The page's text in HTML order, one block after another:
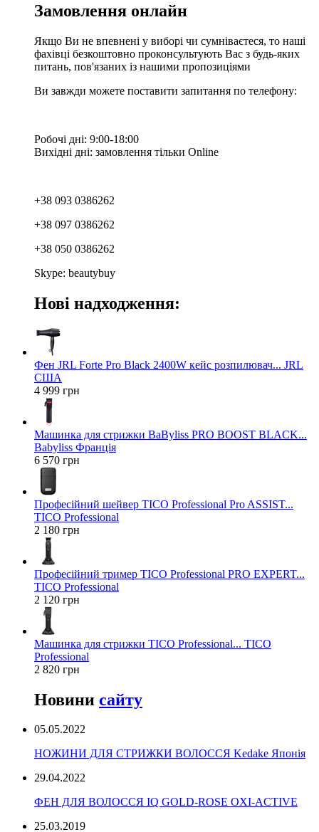
Замовлення онлайн
Якщо Ви не впевнені у виборі чи сумніваєтеся, то наші
фахівці безкоштовно проконсультують Вас з будь-яких
питань, пов'язаних із нашими пропозиціями
Ви завжди можете поставити запитання по телефону:
Робочі дні: 9:00-18:00
Вихідні дні: замовлення тільки Online
+38 093 0386262
+38 097 0386262
+38 050 0386262
Skype: beautybuy
Нові надходження:
Фен JRL Forte Pro Black 2400W кейс розпилювач... JRL
США
4 999 грн
Машинка для стрижки BaByliss PRO BOOST BLACK...
Babyliss Франція
6 570 грн
Професійний шейвер TICO Professional Pro ASSIST...
TICO Professional
2 180 грн
Професійний тример TICO Professional PRO EXPERT...
TICO Professional
2 120 грн
Машинка для стрижки TICO Professional... TICO
Professional
2 820 грн
Новини сайту
05.05.2022
НОЖИНИ ДЛЯ СТРИЖКИ ВОЛОССЯ Kedake Японія
29.04.2022
ФЕН ДЛЯ ВОЛОССЯ IQ GOLD-ROSE OXI-ACTIVE
25.03.2019